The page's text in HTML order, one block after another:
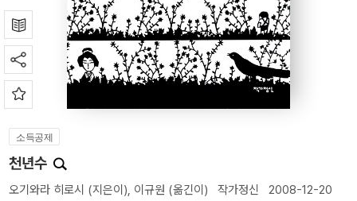
소득공제
천년수
오기와라 히로시 (지은이), 이규원 (옮긴이) 작가정신 2008-12-20